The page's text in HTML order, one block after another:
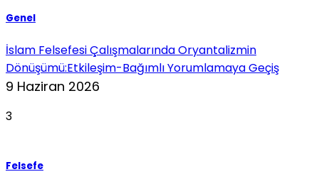
Genel
İslam Felsefesi Çalışmalarında Oryantalizmin
Dönüşümü:Etkileşim-Bağımlı Yorumlamaya Geçiş
9 Haziran 2026
3
Felsefe